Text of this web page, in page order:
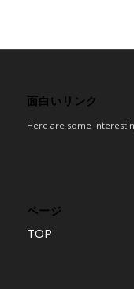
面白いリンク
Here are some
ページ
TOP